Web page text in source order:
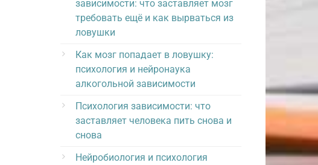
зависимости: что заставляет мозг
требовать ещё и как вырваться из
ловушки
Как мозг попадает в ловушку:
психология и нейронаука
алкогольной зависимости
Психология зависимости: что
заставляет человека пить снова и
снова
Нейробиология и психология